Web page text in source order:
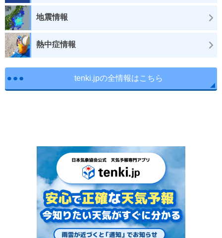
地震情報
熱中症情報
tenki.jpの全情報はこちら